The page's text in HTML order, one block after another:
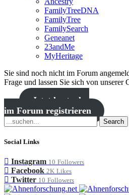
FamilyTreeDNA
FamilyTree
FamilySearch
Geneanet
23andMe
MyHeritage
Sie sind noch nicht im Forum
Frage und lassen Sie sich von unserer
Jetzt kostenlos
im Forum registrieren
Search
Social Links
Instagram 10 Followers
Facebook 2K Likes
Twitter 10 Followers